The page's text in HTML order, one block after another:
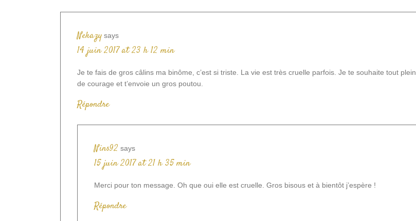
Nekazy says
14 juin 2017 at 23 h 12 min
Je te fais de gros câlins ma binôme, c’est si triste. La vie est très cruelle parfois. Je te souhaite tout plein
de courage et t’envoie un gros poutou.
Répondre
Nins92 says
15 juin 2017 at 21 h 35 min
Merci pour ton message. Oh que oui elle est cruelle. Gros bisous et à bientôt j’espère !
Répondre